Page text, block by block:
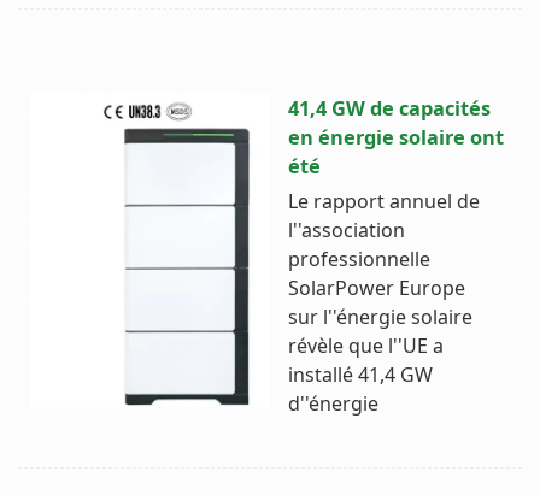
41,4 GW de capacités
en énergie solaire ont
été
Le rapport annuel de
l''association
professionnelle
SolarPower Europe
sur l''énergie solaire
révèle que l''UE a
installé 41,4 GW
d''énergie